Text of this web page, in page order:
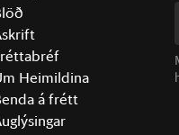
Heimildina
á frétt